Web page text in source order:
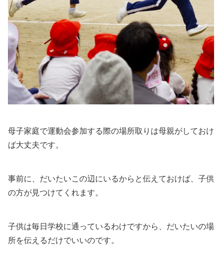
母子家庭で運動会参加する際の場所取りは母親がしておけ
ば大丈夫です。
事前に、だいたいこの辺にいるからと伝えておけば、子供
の方が見つけてくれます。
子供は毎日学校に通っているわけですから、だいたいの場
所を伝えるだけでいいのです。